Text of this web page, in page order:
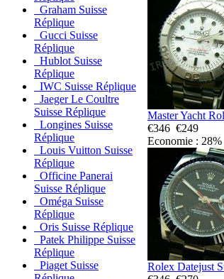
Graham Suisse
Réplique
Gucci Suisse
Réplique
Hublot Suisse
Réplique
IWC Suisse Réplique
Jaeger Le Coultre
Suisse Réplique
Longines Suisse
Réplique
Louis Vuitton Suisse
Réplique
Officine Panerai
Suisse Réplique
Oméga Suisse
Réplique
Oris Suisse Réplique
Patek Philippe Suisse
Réplique
Piaget Suisse
Master Yacht
€346 €249
Economie : 28%
Rolex Datejust